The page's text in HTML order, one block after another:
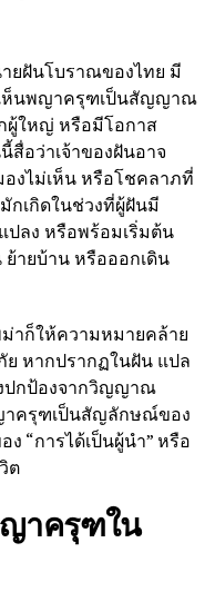
ยฝันโบราณของไทย มี
เห็นพญาครุฑเป็นสัญญาณ
ผู้ใหญ่ หรือมีโอกาส
อว่าเจ้าของฝันอาจ
งไม่เห็น หรือโชคลาภที่
กเกิดในช่วงที่ผู้ฝันมี
ปลง หรือพร้อมเริ่มต้น
ย้ายบ้าน หรือออกเดิน
าก็ให้ความหมายคล้าย
หากปรากฏในฝัน แปล
ปกป้องจากวิญญาณ
าครุฑเป็นสัญลักษณ์ของ
“การได้เป็นผู้นำ” หรือ
ต
าครุฑใน